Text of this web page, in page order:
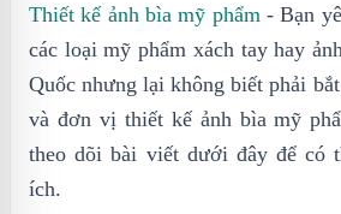
Thiết kế ảnh bìa mỹ phẩm - Bạn
các loại mỹ phẩm xách tay hay
Quốc nhưng lại không biết phải
và đơn vị thiết kế ảnh bìa mỹ
theo dõi bài viết dưới đây để có
ích.